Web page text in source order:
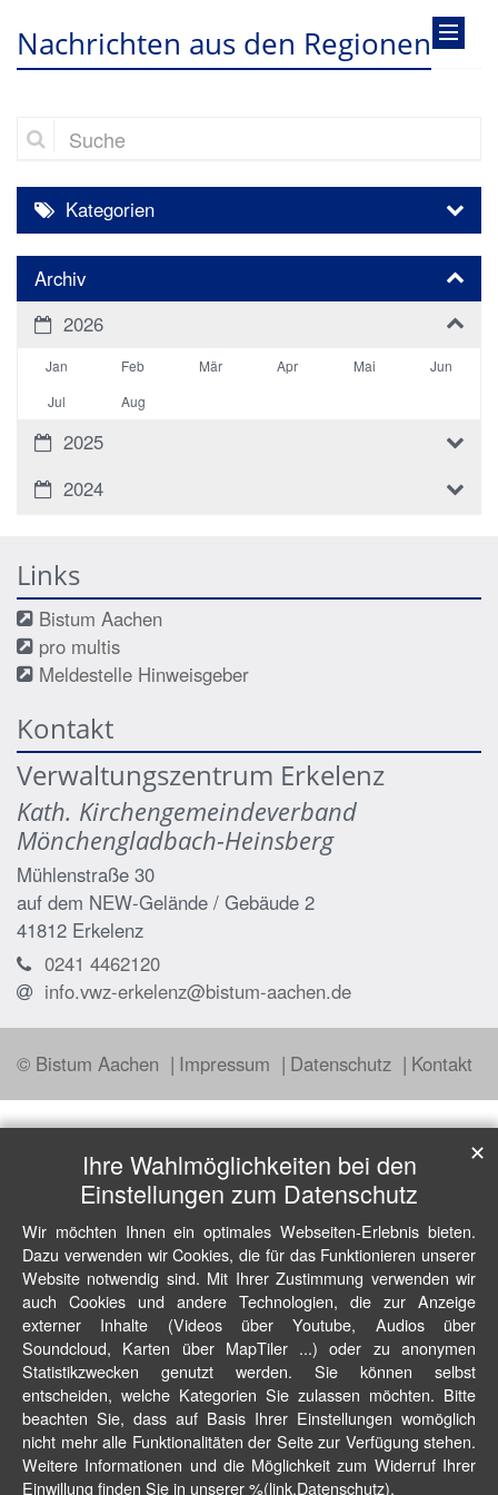
Nachrichten aus den Regionen
Suche
Kategorien
Archiv
2026
Jan Feb Mär Apr Mai
Jun
Jul
Aug
2025
2024
Links
Bistum Aachen
pro multis
Meldestelle Hinweisgeber
Kontakt
Verwaltungszentrum Erkelenz
Kath. Kirchengemeindeverband
Mönchengladbach-Heinsberg
Mühlenstraße 30
auf dem NEW-Gelände / Gebäude 2
41812 Erkelenz
0241 4462120
info.vwz-erkelenz@bistum-aachen.de
© Bistum Aachen Impressum Datenschutz Kontakt
Ihre Wahlmöglichkeiten bei den
Einstellungen zum Datenschutz
Wir möchten Ihnen ein optimales Webseiten-Erlebnis bieten.
Dazu verwenden wir Cookies, die für das Funktionieren unserer
Website notwendig sind. Mit Ihrer Zustimmung verwenden wir
auch Cookies und andere Technologien, die zur Anzeige
externer Inhalte (Videos über Youtube, Audios über
Soundcloud, Karten über MapTiler ...) oder zu anonymen
Statistikzwecken genutzt werden. Sie können selbst
entscheiden, welche Kategorien Sie zulassen möchten. Bitte
beachten Sie, dass auf Basis Ihrer Einstellungen womöglich
nicht mehr alle Funktionalitäten der Seite zur Verfügung stehen.
Weitere Informationen und die Möglichkeit zum Widerruf Ihrer
Einwillung finden Sie in unserer %(link.Datenschutz).
✕